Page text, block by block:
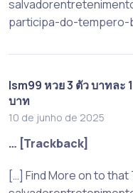
participa-do-
lsm99 หวย 3 ตัว บาทละ
บาท
10 de junho de 2025
… [Trackback]
[…] Find More on to that